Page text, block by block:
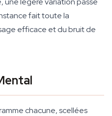
fait toute la
efficace et du bruit de
chacune, scellées